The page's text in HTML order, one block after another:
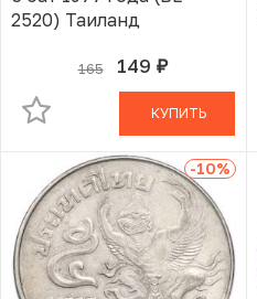
2520) Таиланд
165 149 руб.
В КОРЗИНЕ
КУПИТЬ
-10%